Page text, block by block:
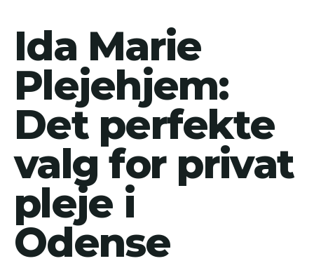
Ida Marie
Plejehjem:
Det perfekte
valg for privat
pleje i
Odense